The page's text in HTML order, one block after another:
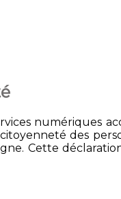
numériques
des
Cette